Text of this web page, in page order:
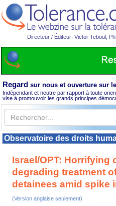
Directeur / Éditeur: Victor Teboul,
Regard sur nous et ouverture sur
Indépendant et neutre par rapport à toute
vise à promouvoir les grands principes
Observatoire des droits
Israel/OPT: Horrifying
degrading treatment
detainees amid spike
(Version anglaise seulement)